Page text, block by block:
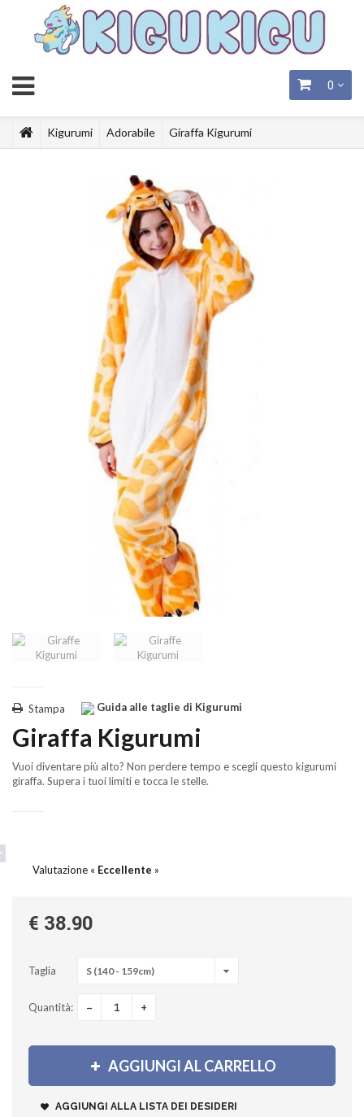
0
Kigurumi Adorabile Giraffa Kigurumi
Guida alle taglie di Kigurumi
Stampa
Giraffa Kigurumi
Vuoi diventare più alto? Non perdere tempo e scegli questo kigurumi
giraffa. Supera i tuoi limiti e tocca le stelle.
Valutazione « Eccellente »
€ 38.90
Taglia S (140 - 159cm)
Quantità: - +
AGGIUNGI AL CARRELLO
AGGIUNGI ALLA LISTA DEI DESIDERI